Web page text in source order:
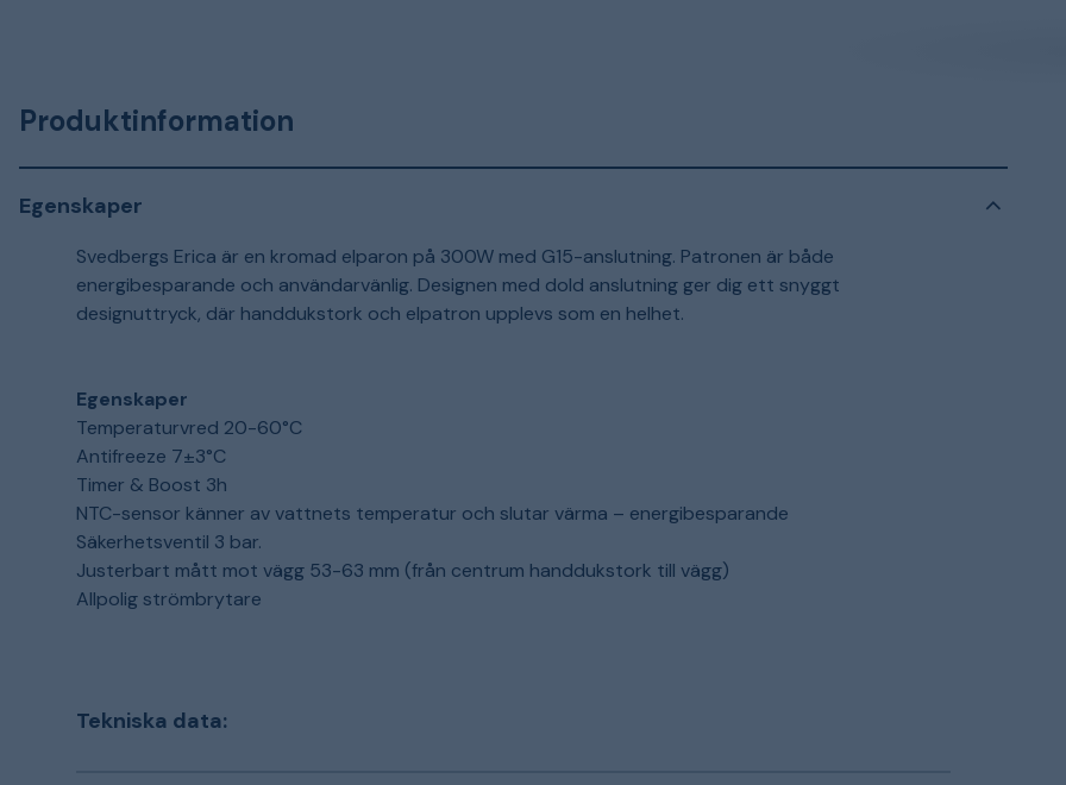
Produktinformation
Egenskaper
Svedbergs Erica är en kromad elparon på 300W med G15-anslutning. Patronen är både
energibesparande och användarvänlig. Designen med dold anslutning ger dig ett snyggt
designuttryck, där handdukstork och elpatron upplevs som en helhet.
Egenskaper
Temperaturvred 20-60°C
Antifreeze 7±3°C
Timer & Boost 3h
NTC-sensor känner av vattnets temperatur och slutar värma – energibesparande
Säkerhetsventil 3 bar.
Justerbart mått mot vägg 53-63 mm (från centrum handdukstork till vägg)
Allpolig strömbrytare
Tekniska data: